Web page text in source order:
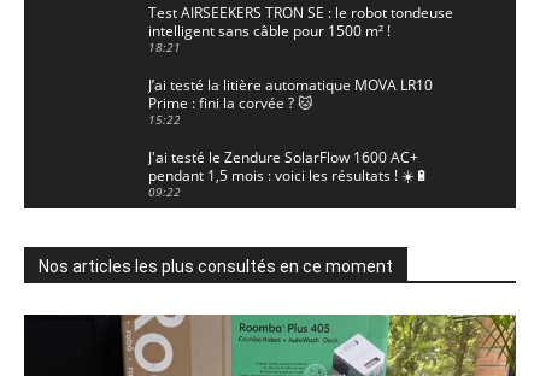
Test AIRSEEKERS TRON SE : le robot tondeuse
intelligent sans câble pour 1500 m² !
18:21
J’ai testé la litière automatique MOVA LR10
Prime : fini la corvée ? 🐱
15:22
J'ai testé le Zendure SolarFlow 1600 AC+
pendant 1,5 mois : voici les résultats ! ☀️🔋
09:22
enregistre 24/7 grâce à l'AOV ! ☀️📹
11:30
Gouy-en-Artois. 18/07/2026
02:33
Nos articles les plus consultés en ce moment